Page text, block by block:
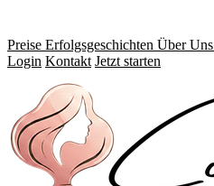
Preise Erfolgsgeschichten Über Uns
Login Kontakt Jetzt starten